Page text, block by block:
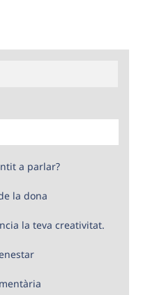
a parlar?
la dona
la teva creativitat.